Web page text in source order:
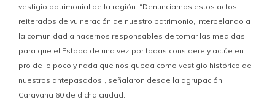
vestigio patrimonial de la región. “Denunciamos estos actos
reiterados de vulneración de nuestro patrimonio, interpelando a
la comunidad a hacernos responsables de tomar las medidas
para que el Estado de una vez por todas considere y actúe en
pro de lo poco y nada que nos queda como vestigio histórico de
nuestros antepasados”, señalaron desde la agrupación
Caravana 60 de dicha ciudad.